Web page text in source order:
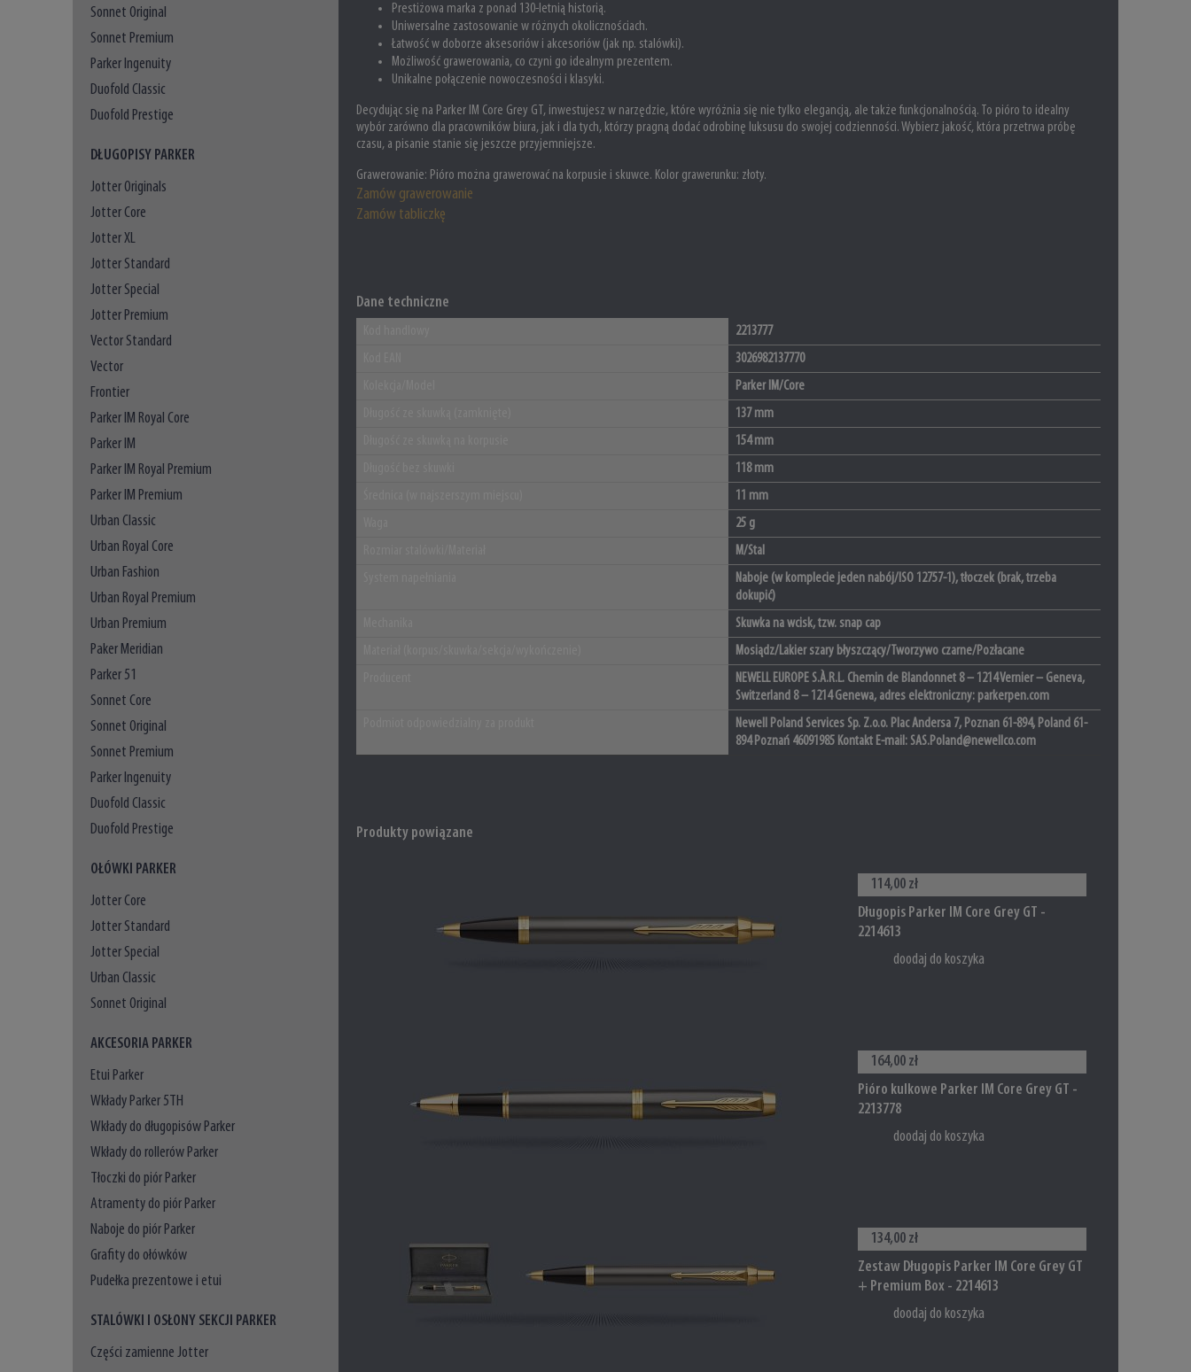
Sonnet Original
Sonnet Premium
Parker Ingenuity
Duofold Classic
Duofold Prestige
DŁUGOPISY PARKER
Jotter Originals
Jotter Core
Jotter XL
Jotter Standard
Jotter Special
Jotter Premium
Vector Standard
Vector
Frontier
Parker IM Royal Core
Parker IM
Parker IM Royal Premium
Parker IM Premium
Urban Classic
Urban Royal Core
Urban Fashion
Urban Royal Premium
Urban Premium
Paker Meridian
Parker 51
Sonnet Core
Sonnet Original
Sonnet Premium
Parker Ingenuity
Duofold Classic
Duofold Prestige
OŁÓWKI PARKER
Jotter Core
Jotter Standard
Jotter Special
Urban Classic
Sonnet Original
AKCESORIA PARKER
Etui Parker
Wkłady Parker 5TH
Wkłady do długopisów Parker
Wkłady do rollerów Parker
Tłoczki do piór Parker
Atramenty do piór Parker
Naboje do piór Parker
Grafity do ołówków
Pudełka prezentowe i etui
STALÓWKI I OSŁONY SEKCJI PARKER
Części zamienne Jotter
Prestiżowa marka z ponad 130-letnią historią.
Uniwersalne zastosowanie w różnych okolicznościach.
Łatwość w doborze aksesoriów i akcesoriów (jak np. stalówki).
Możliwość grawerowania, co czyni go idealnym prezentem.
Unikalne połączenie nowoczesności i klasyki.
Decydując się na Parker IM Core Grey GT, inwestujesz w narzędzie, które wyróżnia się nie tylko elegancją, ale także funkcjonalnością. To pióro to idealny
wybór zarówno dla pracowników biura, jak i dla tych, którzy pragną dodać odrobinę luksusu do swojej codzienności. Wybierz jakość, która przetrwa próbę
czasu, a pisanie stanie się jeszcze przyjemniejsze.
Grawerowanie: Pióro można grawerować na korpusie i skuwce. Kolor grawerunku: złoty.
Zamów grawerowanie
Zamów tabliczkę
Dane techniczne
2213777
3026982137770
Parker IM/Core
137 mm
154 mm
118 mm
11 mm
25 g
M/Stal
Naboje (w komplecie jeden nabój/ISO 12757-1), tłoczek (brak, trzeba
dokupić)
Skuwka na wcisk, tzw. snap cap
Mosiądz/Lakier szary błyszczący/Tworzywo czarne/Pozłacane
NEWELL EUROPE S.À.R.L. Chemin de Blandonnet 8 – 1214 Vernier – Geneva,
Switzerland 8 – 1214 Genewa, adres elektroniczny: parkerpen.com
Newell Poland Services Sp. Z.o.o. Plac Andersa 7, Poznan 61-894, Poland 61-
894 Poznań 46091985 Kontakt E-mail: SAS.Poland@newellco.com
Produkty powiązane
114,00 zł
Długopis Parker IM Core Grey GT -
2214613
doodaj do koszyka
164,00 zł
Pióro kulkowe Parker IM Core Grey GT -
2213778
doodaj do koszyka
134,00 zł
Zestaw Długopis Parker IM Core Grey GT
+ Premium Box - 2214613
doodaj do koszyka